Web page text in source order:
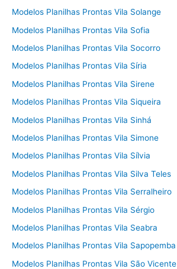
Modelos Planilhas Prontas Vila Solange
Modelos Planilhas Prontas Vila Sofia
Modelos Planilhas Prontas Vila Socorro
Modelos Planilhas Prontas Vila Síria
Modelos Planilhas Prontas Vila Sirene
Modelos Planilhas Prontas Vila Siqueira
Modelos Planilhas Prontas Vila Sinhá
Modelos Planilhas Prontas Vila Simone
Modelos Planilhas Prontas Vila Sílvia
Modelos Planilhas Prontas Vila Silva Teles
Modelos Planilhas Prontas Vila Serralheiro
Modelos Planilhas Prontas Vila Sérgio
Modelos Planilhas Prontas Vila Seabra
Modelos Planilhas Prontas Vila Sapopemba
Modelos Planilhas Prontas Vila São Vicente